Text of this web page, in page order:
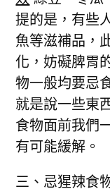
提的是，有些
魚等滋補品，
化，妨礙脾胃
物一般均要忌
就是說一些東
食物面前我們
有可能緩解。
三、忌猩辣食